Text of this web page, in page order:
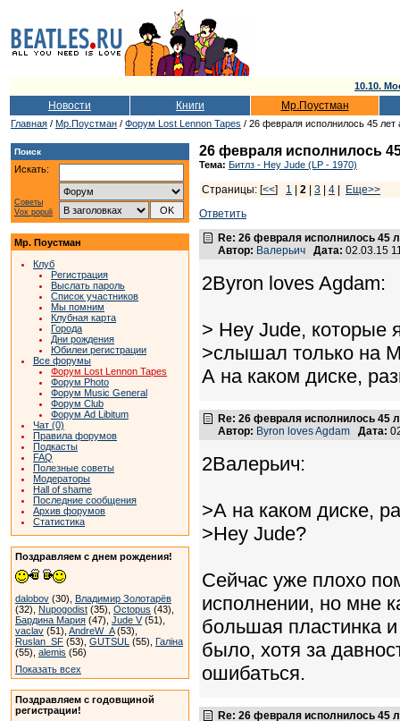
10.10.
Новости Книги Мр.Поустман
Главная / Мр.Поустман / Форум Lost Lennon Tapes / 26 февраля исполнилось 45
Поиск
Искать:
Советы
Vox populi
Мр. Поустман
Клуб
Регистрация
Выслать пароль
Список участников
Мы помним
Клубная карта
Города
Дни рождения
Юбилеи регистрации
Все форумы
Форум Lost Lennon Tapes
Форум Photo
Форум Music General
Форум Club
Форум Ad Libitum
Чат (0)
Правила форумов
Подкасты
FAQ
Полезные советы
Модераторы
Hall of shame
Последние сообщения
Архив форумов
Статистика
Поздравляем с днем рождения!
dalobov (30), Владимир Золотарёв
(32), Nupogodist (35), Octopus (43),
Бардина Мария (47), Jude V(51),
vaclav (51), AndreW_A(53),
Ruslan_SF (53), GUTSUL (55), Галіна
(55), alemis (56)
Показать всех
Поздравляем с годовщиной
регистрации!
26 февраля исполнилось
Тема: Битлз - Hey Jude (LP - 1970)
Страницы: [<<] 1 2 3 4
Еще>>
Ответить
Re: 26 февраля исполнилось 45
Автор: Валерьич Дата: 02.03.15
2Byron loves Agdam:
> Hey Jude, которые
>слышал только на
А на каком диске,
Re: 26 февраля исполнилось 45
Автор: Byron loves Agdam Дата:
2Валерьич:
>А на каком диске,
>Hey Jude?
Сейчас уже плохо
исполнении, но мне
большая пластинка
было, хотя за
ошибаться.
Re: 26 февраля исполнилось 45